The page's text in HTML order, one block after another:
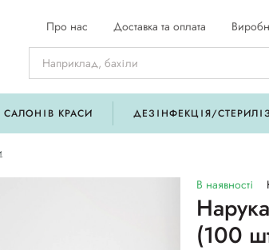
Про нас Доставка та оплата
САЛОНІВ КРАСИ ДЕЗІНФЕКЦІЯ/
В наявності
(100